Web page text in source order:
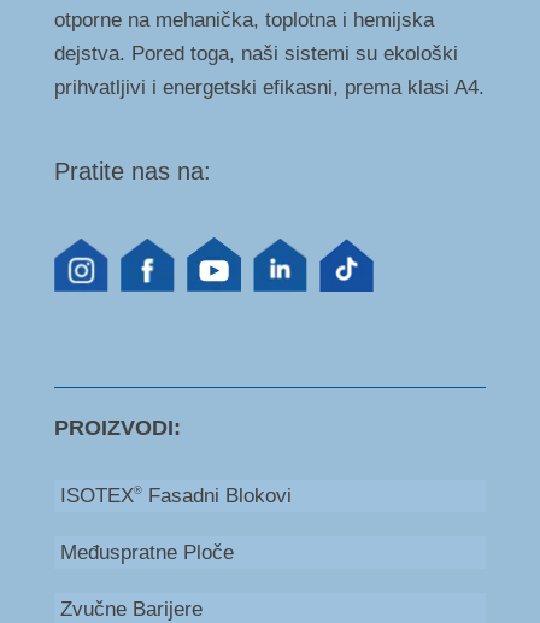
otporne na mehanička, toplotna i hemijska
dejstva. Pored toga, naši sistemi su ekološki
prihvatljivi i energetski efikasni, prema klasi A4.
Pratite nas na:
PROIZVODI:
ISOTEX®Fasadni Blokovi
Međuspratne Ploče
Zvučne Barijere